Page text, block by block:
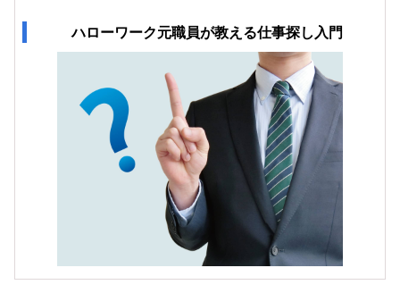
ハローワーク元職員が教える仕事探し入門